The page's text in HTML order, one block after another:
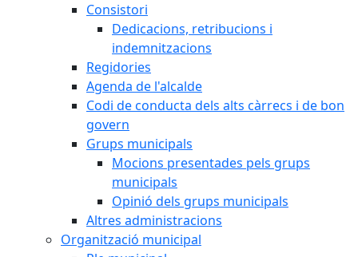
Consistori
Dedicacions, retribucions i
indemnitzacions
Regidories
Agenda de l'alcalde
Codi de conducta dels alts càrrecs i de bon
govern
Grups municipals
Mocions presentades pels grups
municipals
Opinió dels grups municipals
Altres administracions
Organització municipal